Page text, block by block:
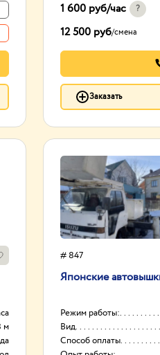
1 600 руб/час ?
12 500 руб/смена
Заказать
м
# 847
Японские
Режим работы:
Вид
Способ оплаты